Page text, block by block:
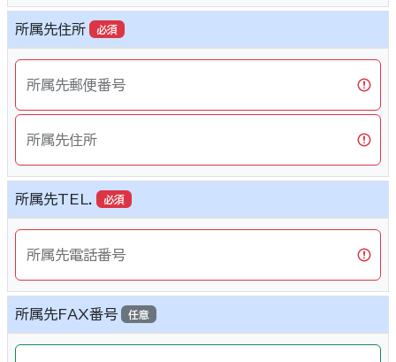
所属先住所 必須
所属先郵便番号
所属先住所
所属先TEL. 必須
所属先電話番号
所属先FAX番号 任意